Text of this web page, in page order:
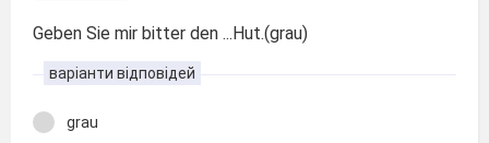
Geben Sie mir bitter den ...Hut.(grau)
варіанти відповідей
grau